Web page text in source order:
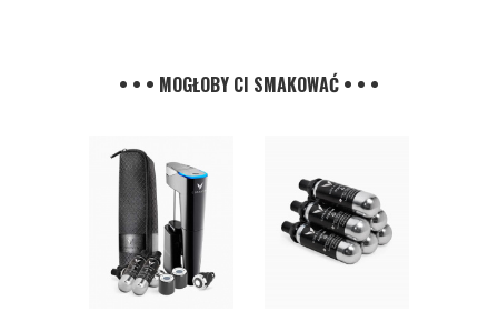
• • • MOGŁOBY CI SMAKOWAĆ • • •